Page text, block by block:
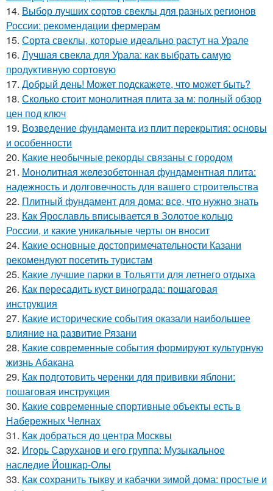
14. Выбор лучших сортов свеклы для разных регионов
России: рекомендации фермерам
15. Сорта свеклы, которые идеально растут на Урале
16. Лучшая свекла для Урала: как выбрать самую
продуктивную сортовую
17. Добрый день! Может подскажете, что может быть?
18. Сколько стоит монолитная плита за м: полный обзор
цен под ключ
19. Возведение фундамента из плит перекрытия: основы
и особенности
20. Какие необычные рекорды связаны с городом
21. Монолитная железобетонная фундаментная плита:
надежность и долговечность для вашего строительства
22. Плитный фундамент для дома: все, что нужно знать
23. Как Ярославль вписывается в Золотое кольцо
России, и какие уникальные черты он вносит
24. Какие основные достопримечательности Казани
рекомендуют посетить туристам
25. Какие лучшие парки в Тольятти для летнего отдыха
26. Как пересадить куст винограда: пошаговая
инструкция
27. Какие исторические события оказали наибольшее
влияние на развитие Рязани
28. Какие современные события формируют культурную
жизнь Абакана
29. Как подготовить черенки для прививки яблони:
пошаговая инструкция
30. Какие современные спортивные объекты есть в
Набережных Челнах
31. Как добраться до центра Москвы
32. Игорь Саруханов и его группа: Музыкальное
наследие Йошкар-Олы
33. Как сохранить тыкву и кабачки зимой дома: простые и